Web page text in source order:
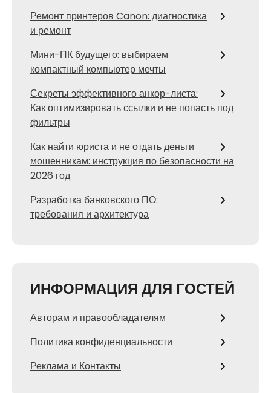
Ремонт принтеров Canon: диагностика
и ремонт
Мини-ПК будущего: выбираем
компактный компьютер мечты
Секреты эффективного анкор-листа:
Как оптимизировать ссылки и не попасть под
фильтры
Как найти юриста и не отдать деньги
мошенникам: инструкция по безопасности на
2026 год
Разработка банковского ПО:
требования и архитектура
ИНФОРМАЦИЯ ДЛЯ ГОСТЕЙ
Авторам и правообладателям
Политика конфиденциальности
Реклама и Контакты